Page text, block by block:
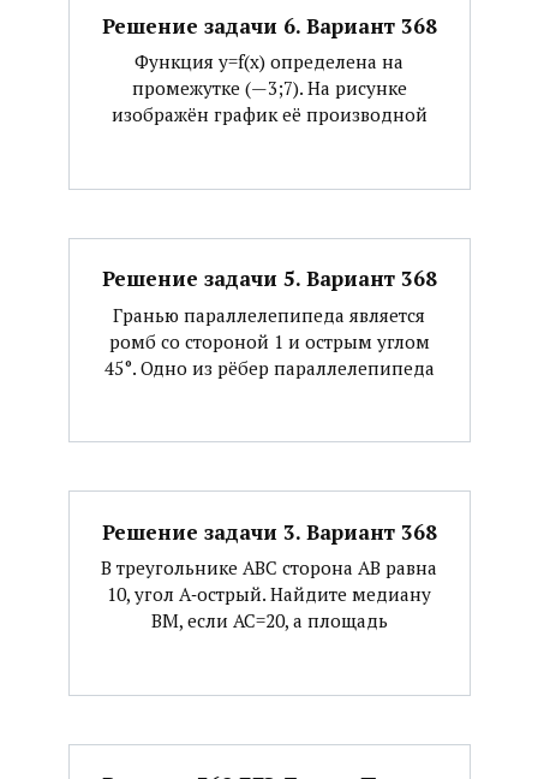
Решение задачи 6. Вариант 368
Функция y=f(x) определена на
промежутке (—3;7). На рисунке
изображён график её производной
Решение задачи 5. Вариант 368
Гранью параллелепипеда является
ромб со стороной 1 и острым углом
45°. Одно из рёбер параллелепипеда
Решение задачи 3. Вариант 368
В треугольнике АВС сторона АВ равна
10, угол А‐острый. Найдите медиану
ВМ, если АС=20, а площадь